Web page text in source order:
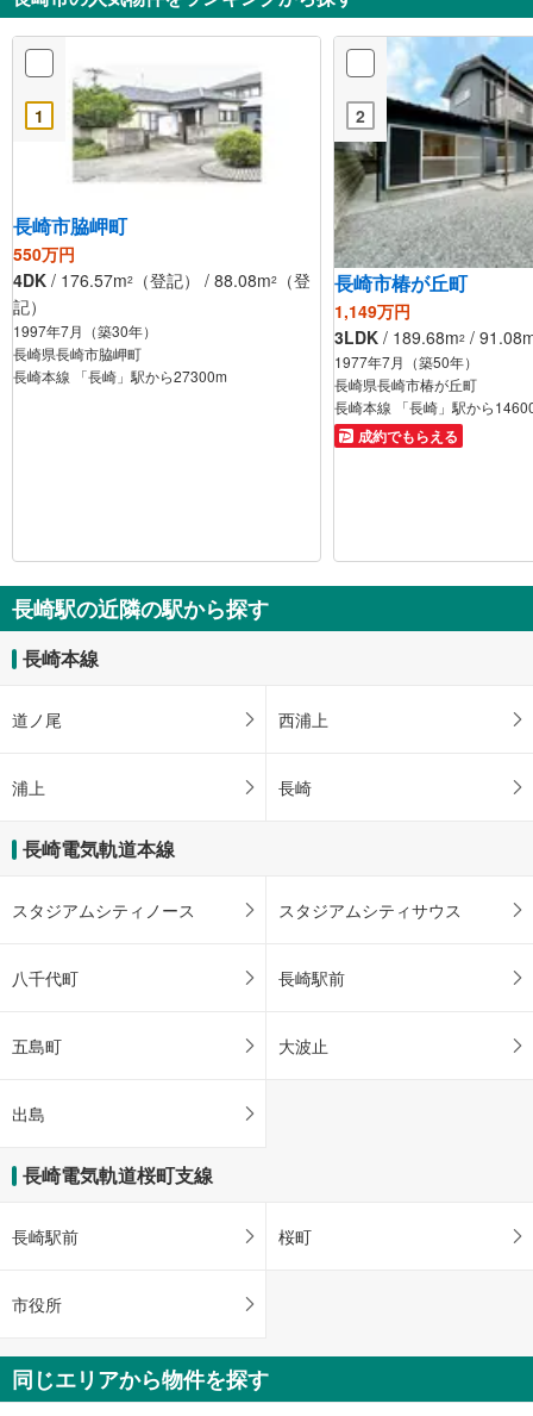
1
長崎市脇岬町
550万円
4DK / 176.57m2 （登記） / 88.08m2
（登
記）
1997年7月（築30年）
長崎県長崎市脇岬町
長崎本線 「長崎」駅から27300m
2
長崎市椿が丘町
1,149万円
3LDK / 189.68m2 /
1977年7月（築50年）
長崎県長崎市椿が丘町
成約でもらえる
長崎駅の近隣の駅から探す
長崎本線
道ノ尾 西浦上
浦上 長崎
長崎電気軌道本線
スタジアムシティノース スタジアムシティサウス
八千代町 長崎駅前
五島町 大波止
出島
長崎電気軌道桜町支線
長崎駅前 桜町
市役所
同じエリアから物件を探す